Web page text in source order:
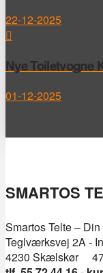
22-12-2025
Nye Toiletvogne
01-12-2025
SMARTOS
Smartos Telte –
Teglværksvej 2A -
4230 Skælskør